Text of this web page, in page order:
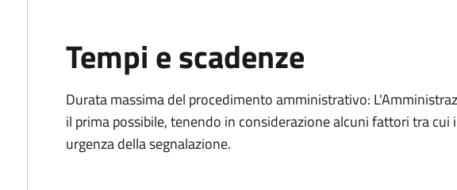
Tempi e scadenze
Durata massima del procedimento amministrativo:
il prima possibile, tenendo in considerazione alcuni fattori tra cui
urgenza della segnalazione.